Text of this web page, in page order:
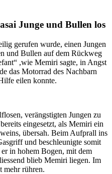
Junge und Bullen los
gerufen wurde, einen Jungen
und Bullen auf dem Rückweg
,wie Memiri sagte, in Angst
das Motorrad des Nachbarn
eilen konnte.
verängstigten Jungen zu
eingesetzt, als Memiri ein
übersah. Beim Aufprall ins
und beschleunigte somit
in hohem Bogen, mit dem
blieb Memiri liegen. Im
mehr rühren.